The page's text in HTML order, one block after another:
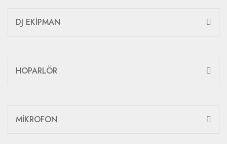
DJ EKİPMAN
HOPARLÖR
MİKROFON